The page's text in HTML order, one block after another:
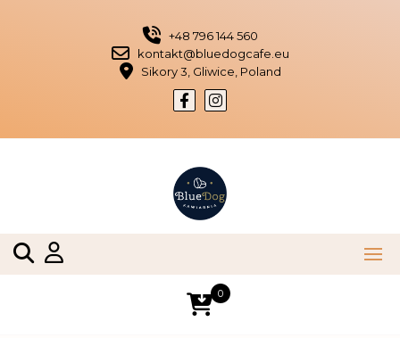
+48 796 144 560
kontakt@bluedogcafe.eu
Sikory 3, Gliwice, Poland
0